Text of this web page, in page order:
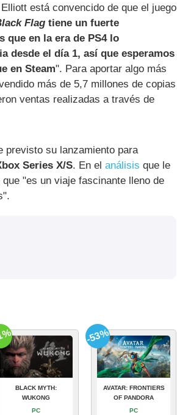
está convencido de que el juego
Flag tiene un fuerte
que en la era de PS4 lo
desde el día 1, así que esperamos
en Steam". Para aportar algo más
más de 5,7 millones de copias
ventas realizadas a través de
previsto su lanzamiento para
Series X/S. En el análisis que le
que "es un viaje fascinante lleno de
BLACK MYTH:
WUKONG
PC
AVATAR: FRONTIERS
OF PANDORA
PC
-53%